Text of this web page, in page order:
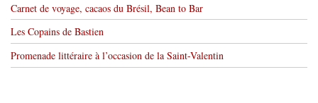
Carnet de voyage, cacaos du Brésil, Bean to Bar
Les Copains de Bastien
Promenade littéraire à l’occasion de la Saint-Valentin